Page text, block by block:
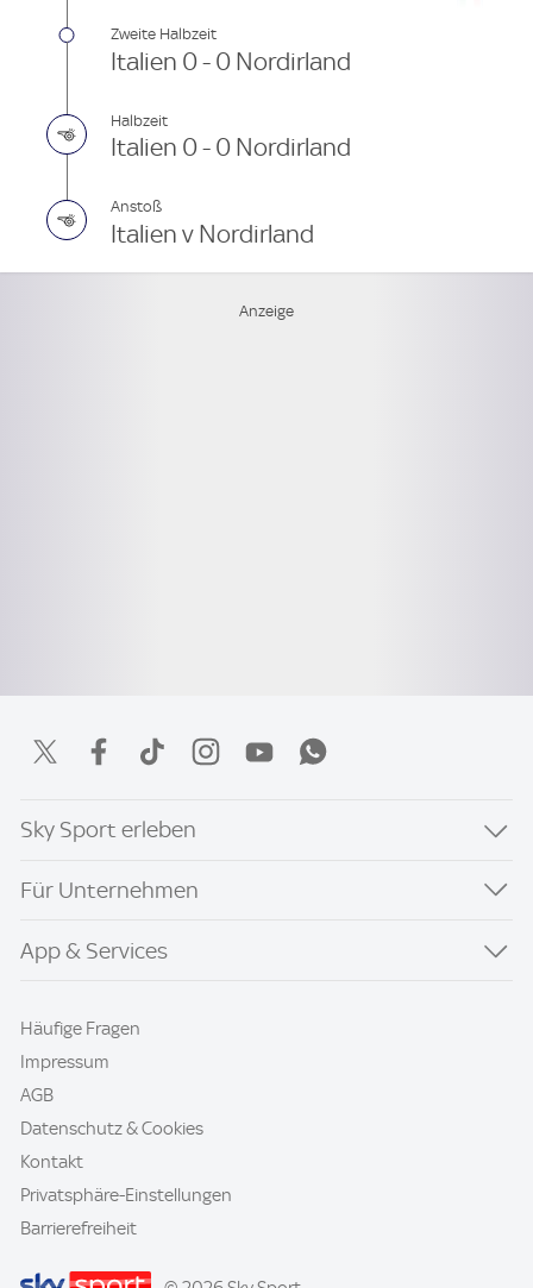
Zweite Halbzeit
Italien 0 - 0 Nordirland
Halbzeit
Italien 0 - 0 Nordirland
Anstoß
Italien v Nordirland
Sky Sport erleben
Für Unternehmen
App & Services
Häufige Fragen
Impressum
AGB
Datenschutz & Cookies
Kontakt
Privatsphäre-Einstellungen
Barrierefreiheit